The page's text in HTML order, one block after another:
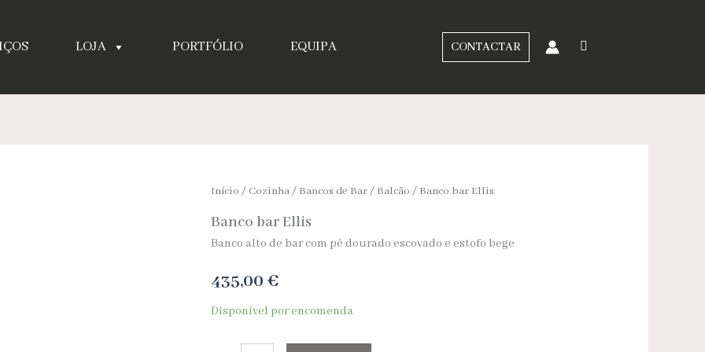
LOJA PORTFÓLIO EQUIPA CONTACTAR
Início / Cozinha/ Bancos de Bar / Balcão / Banco bar Ellis
Banco bar Ellis
Banco alto de bar com pé dourado escovado e estofo bege
435,00€
Disponível por encomenda
Quantidade
Banco
bar